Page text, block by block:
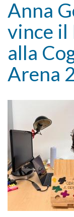
Anna
vince il
alla
Arena